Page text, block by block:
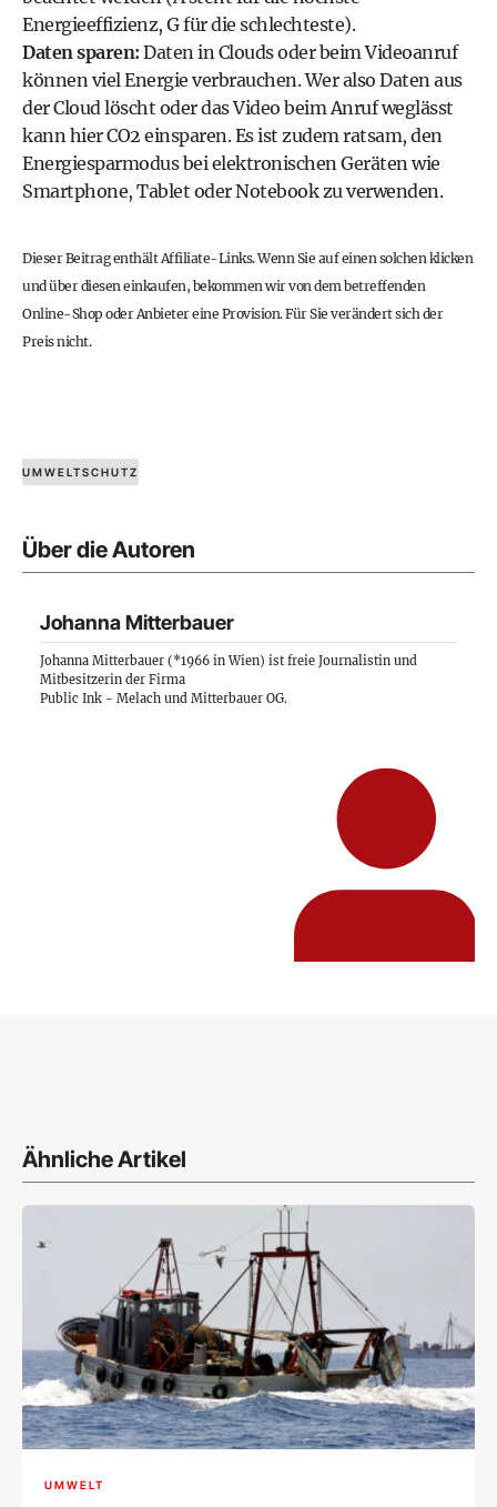
Energieeffizienz, G für die schlechteste).
Daten sparen: Daten in Clouds oder beim Videoanruf
können viel Energie verbrauchen. Wer also Daten aus
der Cloud löscht oder das Video beim Anruf weglässt
kann hier CO2 einsparen. Es ist zudem ratsam, den
Energiesparmodus bei elektronischen Geräten wie
Smartphone, Tablet oder Notebook zu verwenden.
Dieser Beitrag enthält Affiliate-Links. Wenn Sie auf einen solchen klicken
und über diesen einkaufen, bekommen wir von dem betreffenden
Online-Shop oder Anbieter eine Provision. Für Sie verändert sich der
Preis nicht.
UMWELTSCHUTZ
Über die Autoren
Johanna Mitterbauer
Johanna Mitterbauer (*1966 in Wien) ist freie Journalistin und
Mitbesitzerin der Firma
Public Ink - Melach und Mitterbauer OG.
Ähnliche Artikel
UMWELT